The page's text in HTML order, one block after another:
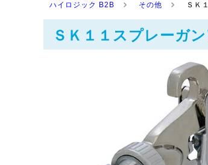
ハイロジック B2B その他 ＳＫ
ＳＫ１１スプレーガ